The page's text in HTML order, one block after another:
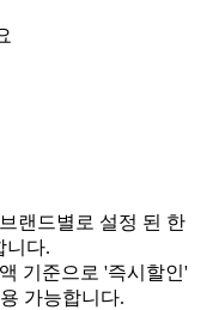
랜드별로 설정 된 한
니다.
기준으로 '즉시할인'
가능합니다.